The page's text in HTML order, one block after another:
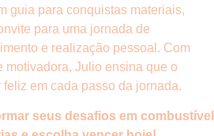
guia para conquistas materiais,
para uma jornada de
e realização pessoal. Com
motivadora, Julio ensina que o
em cada passo da jornada.
seus desafios em combustível